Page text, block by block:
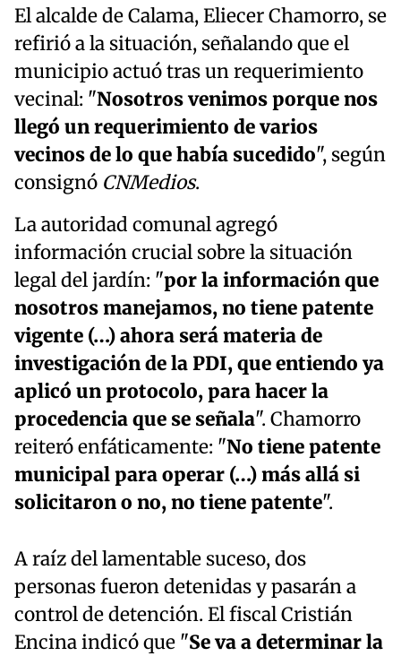
El alcalde de Calama, Eliecer Chamorro, se
refirió a la situación, señalando que el
municipio actuó tras un requerimiento
vecinal: "Nosotros venimos porque nos
llegó un requerimiento de varios
vecinos de lo que había sucedido", según
consignó CNMedios.
La autoridad comunal agregó
información crucial sobre la situación
legal del jardín: "por la información que
nosotros manejamos, no tiene patente
vigente (…) ahora será materia de
investigación de la PDI, que entiendo ya
aplicó un protocolo, para hacer la
procedencia que se señala". Chamorro
reiteró enfáticamente: "No tiene patente
municipal para operar (…) más allá si
solicitaron o no, no tiene patente".
A raíz del lamentable suceso, dos
personas fueron detenidas y pasarán a
control de detención. El fiscal Cristián
Encina indicó que "Se va a determinar la